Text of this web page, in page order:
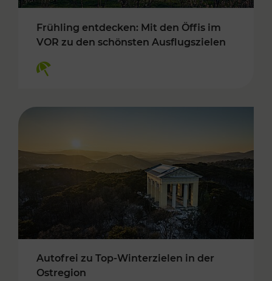
Frühling entdecken: Mit den Öffis im
VOR zu den schönsten Ausflugszielen
Autofrei zu Top-Winterzielen in der
Ostregion